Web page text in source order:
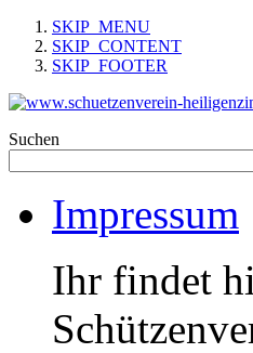
SKIP_MENU
SKIP_CONTENT
SKIP_FOOTER
Suchen
Impressum
Ihr findet